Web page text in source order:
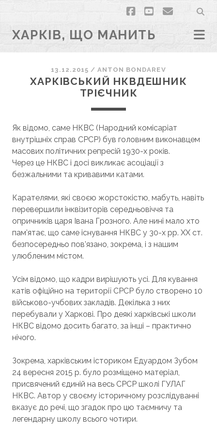
facebook
youtubeemail
ХАРКІВ, ЩО МАНИТЬ
13.12.2015 / ANTON BONDAREV
ХАРКІВСЬКИЙ НКВДЕШНИК
ТРІЄЧНИК
Як відомо, саме НКВС (Народний комісаріат
внутрішніх справ СРСР) був головним виконавцем
масових політичних репресій 1930-х років.
Через це НКВС і досі викликає асоціації з
безжальними та кривавими катами.
Карателями, які своєю жорстокістю, мабуть, навіть
перевершили інквізиторів середньовіччя та
опричників царя Івана Грозного. Але нині мало хто
пам’ятає, що саме існування НКВС у 30-х рр. ХХ ст.
безпосередньо пов’язано, зокрема, і з нашим
улюбленим містом.
Усім відомо, що кадри вирішують усі. Для кування
катів офіційно на території СРСР було створено 10
військово-учбових закладів. Декілька з них
перебували у Харкові. Про деякі харківські школи
НКВС відомо досить багато, за інші – практично
нічого.
Зокрема, харківським істориком Едуардом Зубом
24 вересня 2015 р. було розміщено матеріал,
присвячений єдиній на весь СРСР школі ГУЛАГ
НКВС. Автор у своєму історичному розслідуванні
вказує до речі, що згадок про цю таємничу та
легендарну школу всього чотири.